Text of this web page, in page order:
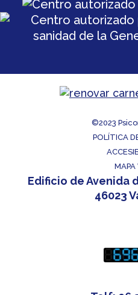
©2023
POLÍTICA
MAPA
Edificio de Avenida
46023